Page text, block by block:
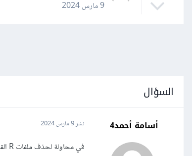
9 مارس 2024
السؤال
أسامة أحمد4 نشر9 مارس 2024
في محاولة لحذف ملفات R القديمة و اعادة تثبيت الملفات الحديثة